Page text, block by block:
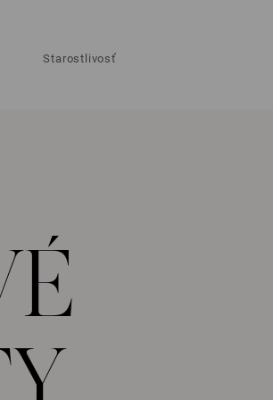
Starostlivosť